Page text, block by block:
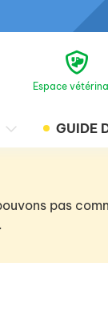
Espace
GUIDE
pas